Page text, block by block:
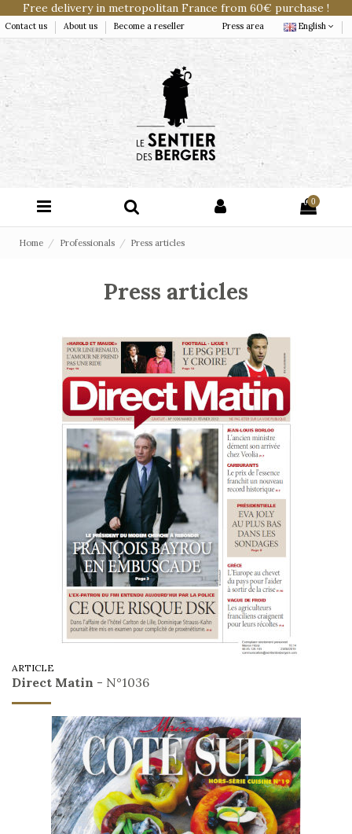
Free delivery in metropolitan France from 60€ purchase !
Contact us About us Become a reseller Press area English
0
Home Professionals Press articles
Press articles
ARTICLE
Direct Matin - N°1036